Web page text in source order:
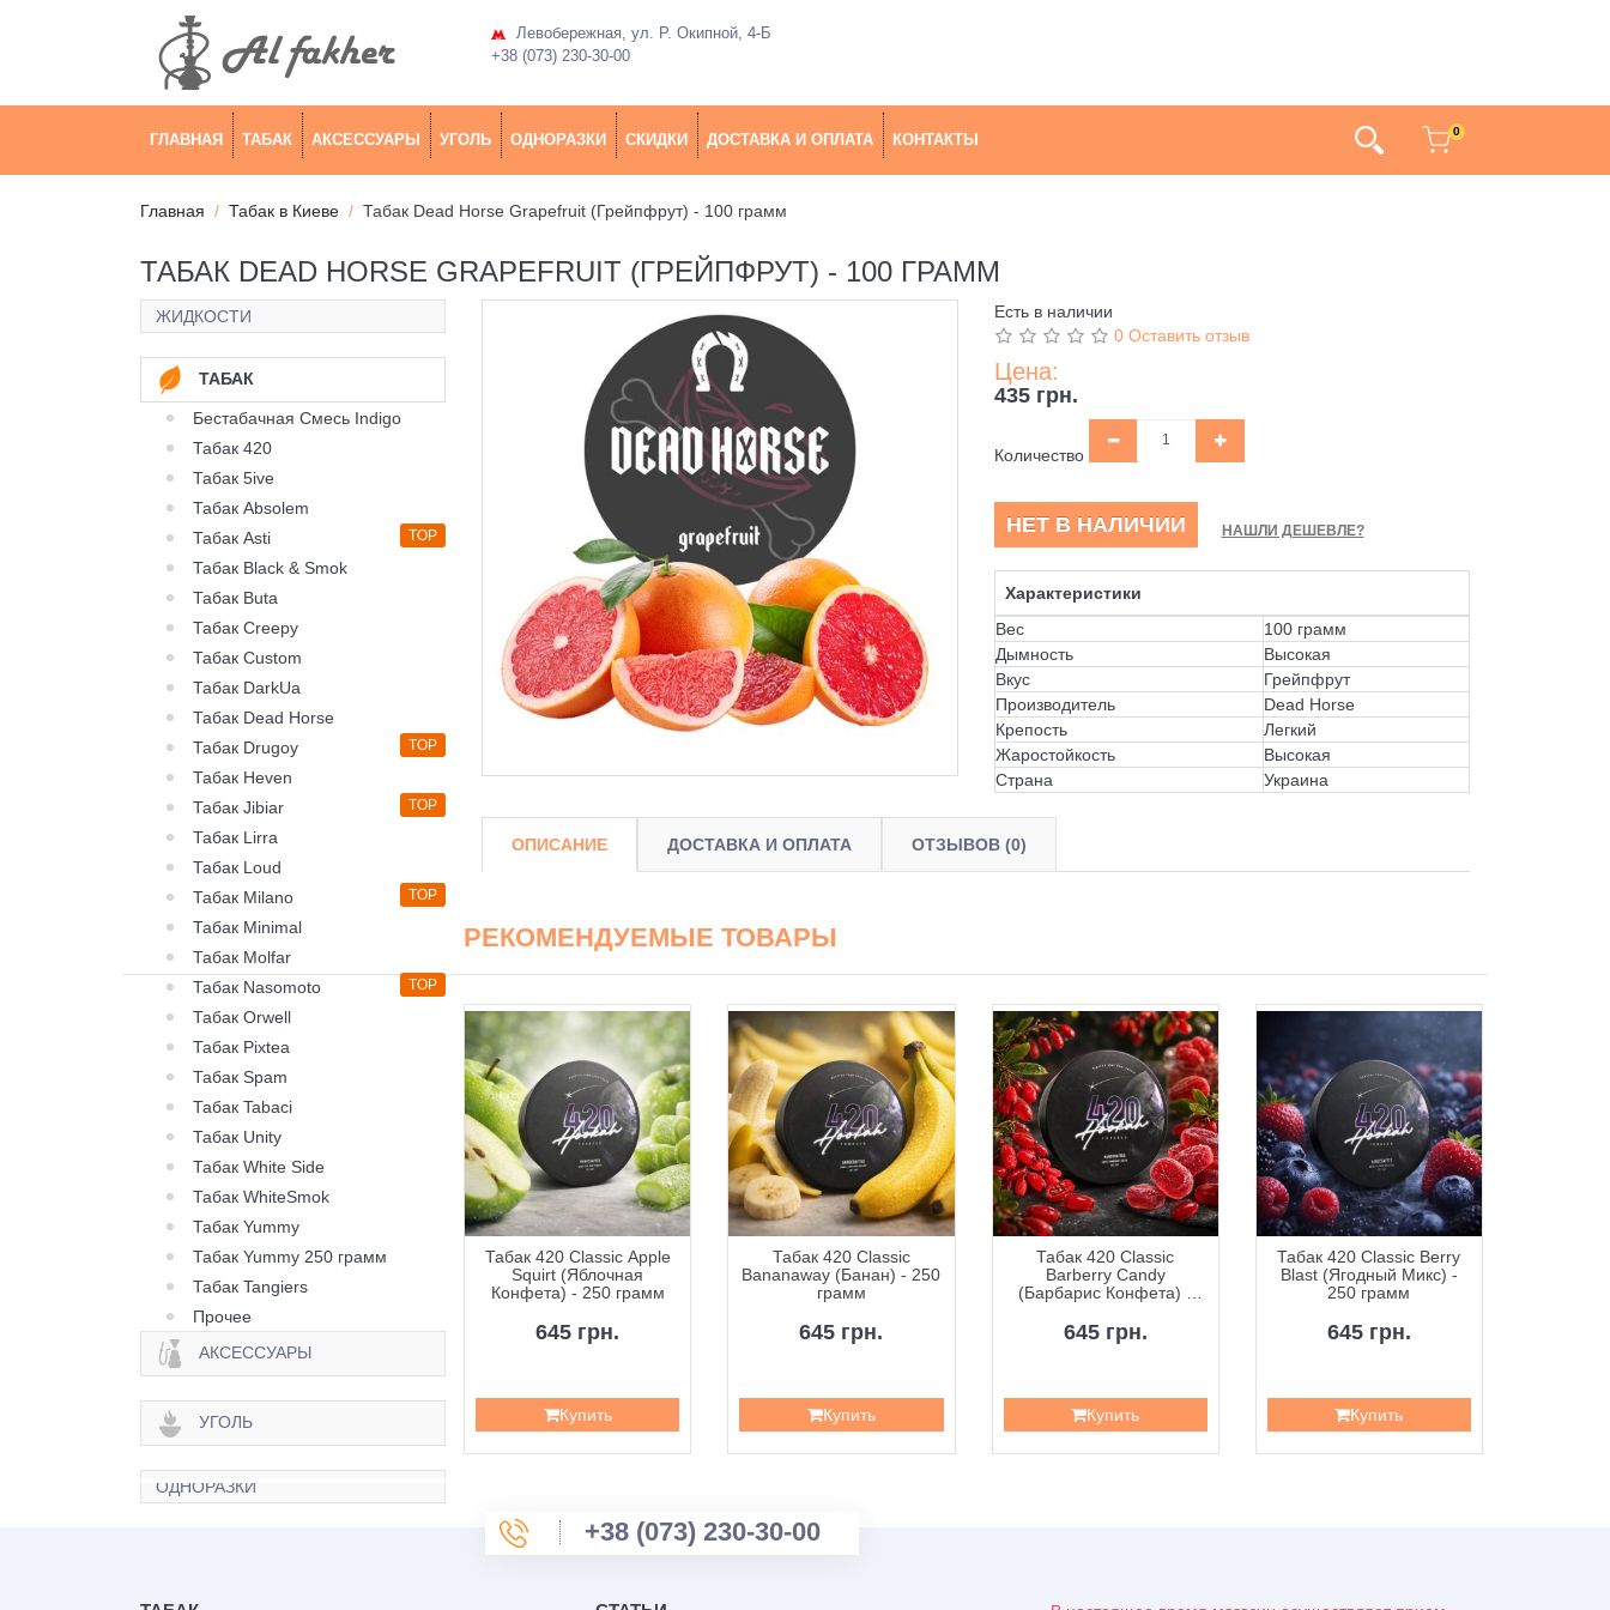
Левобережная, ул. Р. Окипной, 4-Б
+38 (073) 230-30-00
ГЛАВНАЯ ТАБАК АКСЕССУАРЫ УГОЛЬ ОДНОРАЗКИ СКИДКИ ДОСТАВКА И ОПЛАТА КОНТАКТЫ 0
Главная Табак в Киеве Табак Dead Horse Grapefruit (Грейпфрут) - 100 грамм
ТАБАК DEAD HORSE GRAPEFRUIT (ГРЕЙПФРУТ) - 100 ГРАММ
ЖИДКОСТИ
ТАБАК
Бестабачная Смесь Indigo
Табак 420
Табак 5ive
Табак Absolem
Табак Asti
TOP
Табак Black & Smok
Табак Buta
Табак Creepy
Табак Custom
Табак DarkUa
Табак Dead Horse
Табак Drugoy
TOP
Табак Heven
Табак Jibiar
TOP
Табак Lirra
Табак Loud
Табак Milano
TOP
Табак Minimal
Табак Molfar
Табак Nasomoto
TOP
Табак Orwell
Табак Pixtea
Табак Spam
Табак Tabaci
Табак Unity
Табак White Side
Табак WhiteSmok
Табак Yummy
Табак Yummy 250 грамм
Табак Tangiers
Прочее
АКСЕССУАРЫ
УГОЛЬ
ОДНОРАЗКИ
Есть в наличии
0 Оставить отзыв
Цена:
435 грн.
Количество
НЕТ В НАЛИЧИИ НАШЛИ ДЕШЕВЛЕ?
Характеристики
Вес
100 грамм
Дымность
Высокая
Вкус
Грейпфрут
Производитель
Dead Horse
Крепость
Легкий
Жаростойкость
Высокая
Страна
Украина
ОПИСАНИЕ ДОСТАВКА И ОПЛАТА ОТЗЫВОВ (0)
РЕКОМЕНДУЕМЫЕ ТОВАРЫ
Табак 420 Classic Frost
Зен) - 100 грамм
335 грн.
Табак 420 Classic Apple
Squirt (Яблочная
Конфета) - 250 грамм
645 грн.
Купить
Табак 420 Classic
Bananaway (Банан) - 250
грамм
645 грн.
Купить
Табак 420 Classic
Barberry Candy
(Барбарис Конфета) -
645 грн.
Купить
Табак 420 Classic Berry
Blast (Ягодный Микс) -
250 грамм
645 грн.
Купить
+38 (073) 230-30-00